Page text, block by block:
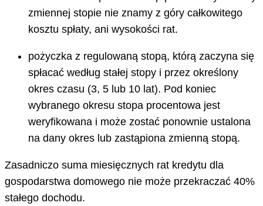
zmiennej stopie nie znamy z góry całkowitego
kosztu spłaty, ani wysokości rat.
pożyczka z regulowaną stopą, którą zaczyna się
spłacać według stałej stopy i przez określony
okres czasu (3, 5 lub 10 lat). Pod koniec
wybranego okresu stopa procentowa jest
weryfikowana i może zostać ponownie ustalona
na dany okres lub zastąpiona zmienną stopą.
Zasadniczo suma miesięcznych rat kredytu dla
gospodarstwa domowego nie może przekraczać 40%
stałego dochodu.